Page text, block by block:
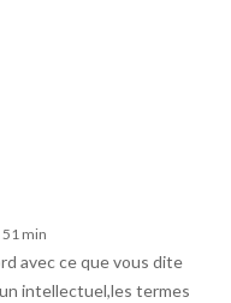
51 min
avec ce que vous dite
intellectuel,les termes